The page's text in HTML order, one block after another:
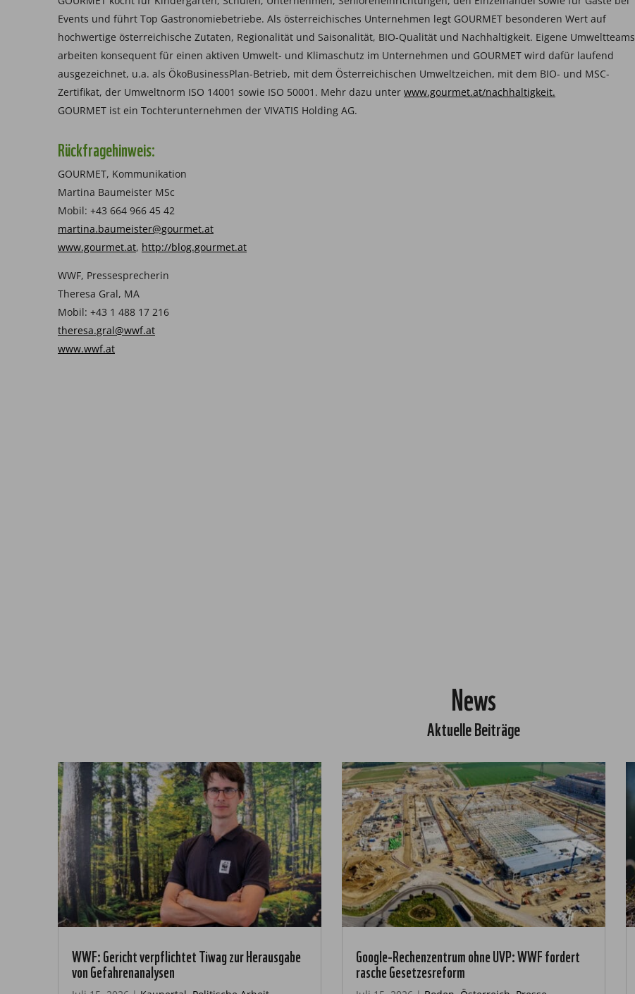
Events und führt Top Gastronomiebetriebe. Als österreichisches Unternehmen legt GOURMET besonderen Wert auf
hochwertige österreichische Zutaten, Regionalität und Saisonalität, BIO-Qualität und Nachhaltigkeit. Eigene Umweltteams
arbeiten konsequent für einen aktiven Umwelt- und Klimaschutz im Unternehmen und GOURMET wird dafür laufend
ausgezeichnet, u.a. als ÖkoBusinessPlan-Betrieb, mit dem Österreichischen Umweltzeichen, mit dem BIO- und MSC-
Zertifikat, der Umweltnorm ISO 14001 sowie ISO 50001. Mehr dazu unter www.gourmet.at/nachhaltigkeit.
GOURMET ist ein Tochterunternehmen der VIVATIS Holding AG.
Rückfragehinweis:
GOURMET, Kommunikation
Martina Baumeister MSc
Mobil: +43 664 966 45 42
martina.baumeister@gourmet.at
www.gourmet.at, http://blog.gourmet.at
WWF, Pressesprecherin
Theresa Gral, MA
Mobil: +43 1 488 17 216
theresa.gral@wwf.at
www.wwf.at
News
Aktuelle Beiträge
WWF: Gericht verpflichtet Tiwag zur Herausgabe
von Gefahrenanalysen
Google-Rechenzentrum ohne UVP: WWF fordert
rasche Gesetzesreform